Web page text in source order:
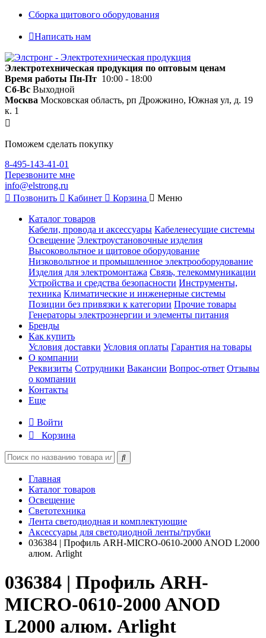
Сборка щитового оборудования
Написать нам
Электротехническая продукция по оптовым ценам
Время работы Пн-Пт 10:00 - 18:00
Сб-Вс Выходной
Москва Московская область, рп Дрожжино, Южная ул, д. 19
к. 1
Поможем сделать покупку
8-495-143-41-01
Перезвоните мне
info@elstrong.ru
Позвонить
Кабинет Корзина Меню
Каталог товаров
Кабели, провода и аксессуары Кабеленесущие системы
Освещение Электроустановочные изделия
Высоковольтное и щитовое оборудование
Низковольтное и промышленное электрооборудование
Изделия для электромонтажа Связь, телекоммуникации
Устройства и средства безопасности Инструменты,
техника Климатические и инженерные системы
Позиции без привязки к категории Прочие товары
Генераторы электроэнергии и элементы питания
Бренды
Как купить
Условия доставки Условия оплаты Гарантия на товары
О компании
Реквизиты Сотрудники Вакансии Вопрос-ответ Отзывы
о компании
Контакты
Еще
Войти
Корзина
Главная
Каталог товаров
Освещение
Светотехника
Лента светодиодная и комплектующие
Аксессуары для светодиодной ленты/трубки
036384 | Профиль ARH-MICRO-0610-2000 ANOD L2000
алюм. Arlight
036384 | Профиль ARH-
MICRO-0610-2000 ANOD
L2000 алюм. Arlight